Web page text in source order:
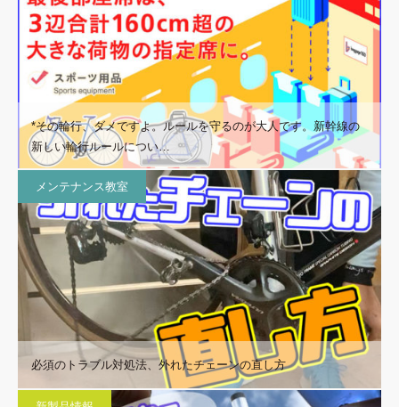
*その輪行、ダメですよ。ルールを守るのが大人です。新幹線の
新しい輪行ルールについ…
メンテナンス教室
必須のトラブル対処法、外れたチェーンの直し方